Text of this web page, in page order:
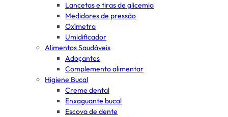
Lancetas e tiras de glicemia
Medidores de pressão
Oxímetro
Umidificador
Alimentos Saudáveis
Adoçantes
Complemento alimentar
Higiene Bucal
Creme dental
Enxaguante bucal
Escova de dente